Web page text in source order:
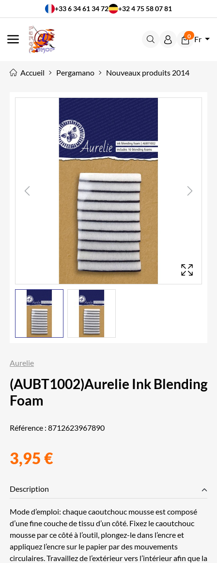
+33 6 34 61 34 72 +32 4 75 58 07 81
MENU
0 Fr
Accueil Pergamano Nouveaux produits 2014
Previous Next
Aurelie
(AUBT1002)Aurelie Ink Blending
Foam
Référence : 8712623967890
3,95 €
Description
Mode d’emploi: chaque caoutchouc mousse est composé
d’une fine couche de tissu d’un côté. Fixez le caoutchouc
mousse par ce côté à l’outil, plongez-le dans l’encre et
appliquez l’encre sur le papier par des mouvements
circulaires. Travaillez de l’extérieur vers l’intérieur afin que la